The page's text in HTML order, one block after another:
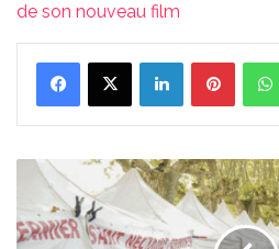
de son nouveau film
Linkedin
festival
des
vins